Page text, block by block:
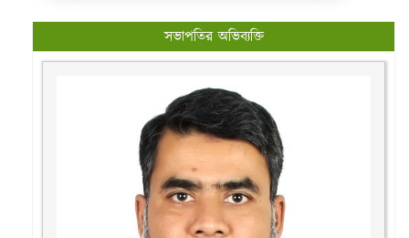
সভাপতির অভিব্যক্তি